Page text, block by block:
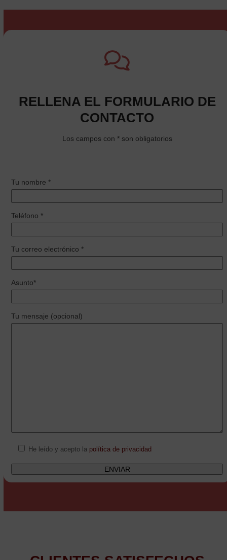
RELLENA EL FORMULARIO DE
CONTACTO
Los campos con * son obligatorios
Tu nombre *
Teléfono *
Tu correo electrónico *
Asunto*
Tu mensaje (opcional)
He leído y acepto la política de privacidad